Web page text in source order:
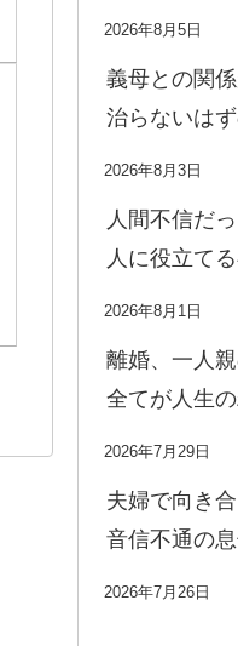
2026年8月5日
義母との関
治らないは
2026年8月3日
人間不信だ
人に役立て
2026年8月1日
離婚、一人
全てが人生
2026年7月29日
夫婦で向き
音信不通の
2026年7月26日